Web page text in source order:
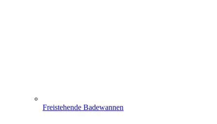
Freistehende Badewannen